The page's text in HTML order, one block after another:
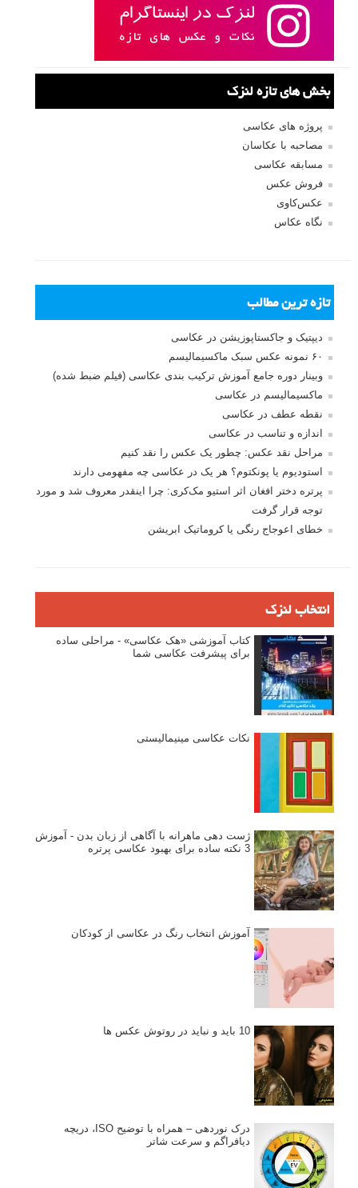
بخش های تازه لنزک
پروژه های عکاسی
مصاحبه با عکاسان
مسابقه عکاسی
فروش عکس
عکس‌کاوی
نگاه عکاس
تازه ترین مطالب
دیپتیک و جاکستا‌پوزیشن در عکاسی
۶۰ نمونه عکس سبک ماکسیمالیسم
وبینار دوره جامع آموزش ترکیب بندی عکاسی (فیلم ضبط شده)
ماکسیمالیسم در عکاسی
نقطه عطف در عکاسی
اندازه و تناسب در عکاسی
مراحل نقد عکس: چطور یک عکس را نقد کنیم
استودیوم یا پونکتوم؟ هر یک در عکاسی چه مفهومی دارند
پرتره دختر افغان اثر استیو مک‌کری: چرا اینقدر معروف شد و مورد
توجه قرار گرفت
خطای اعوجاج رنگی یا کروماتیک ابریشن
انتخاب لنزک
کتاب آموزشی «هک عکاسی» - مراحلی ساده
برای پیشرفت عکاسی شما
نکات عکاسی مینیمالیستی
ژست دهی ماهرانه با آگاهی از زبان بدن - آموزش
3 نکته ساده برای بهبود عکاسی پرتره
آموزش انتخاب رنگ در عکاسی از کودکان
10 باید و نباید در روتوش عکس ها
درک نوردهی – همراه با توضیح ISO، دریچه
دیافراگم و سرعت شاتر